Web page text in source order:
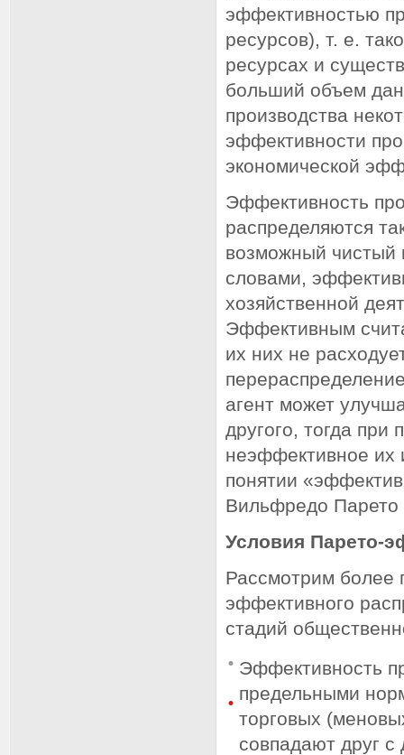
эффективностью
ресурсов), т. е.
ресурсах и
больший объем
производства
эффективности
экономической
Эффективность
распределяются
возможный чистый
словами,
хозяйственной
Эффективным
их них не
агент может
другого, тогда
неэффективное их
понятии
Вильфредо Парето
Условия Парето-
Рассмотрим более
эффективного
стадий
Эффективность
предельными
торговых
совпадают друг с